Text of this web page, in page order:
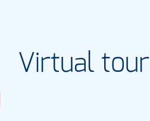
Virtual tour